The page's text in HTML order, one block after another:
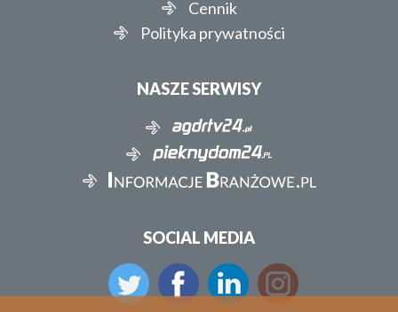
Cennik
Polityka prywatności
NASZE SERWISY
SOCIAL MEDIA